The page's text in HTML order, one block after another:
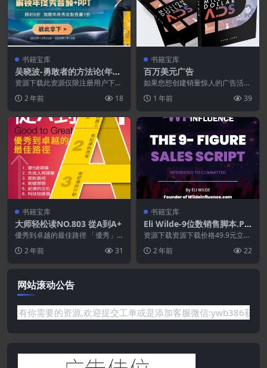
书籍宝库
吴晓波-勇敢者的方法论(年终
秀演讲全文）
资源下载此资源仅限注册用户下
保证所有资源永久更新资...
2 年前 18
书籍宝库
百万美元广告
如果您想创建销量惊人的广告活
书都将是您读过的最重要...
1 年前 39
书籍宝库
大师轻松读NO.803 從A到A+
優秀到卓越的最佳路徑 「優秀」
夠好就好了，為什麼一...
2 年前 31
书籍宝库
Eli Wilde-9位数销售脚本.PD
F
资源下载资源下载价格49.9元立即
资源永久更新资源...
2 年前 22
网站滚动公告
要的资源,欢迎提交工单或是添加客服微信:ywb386获取帮助！